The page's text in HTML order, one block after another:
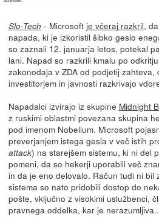
Slo-Tech - Microsoft je včeraj razkril,
napada, ki je izkoristil šibko geslo
so zaznali 12. januarja letos, potekal
lani. Napad so razkrili kmalu po
zakonodaja v ZDA od podjetij zahteva,
investitorjem in javnosti razkrivajo
Napadalci izvirajo iz skupine Midnight
z ruskimi oblastmi povezana skupina
pod imenom Nobelium. Microsoft
preverjanjem istega gesla v več istih
attack) na starejšem sistemu, ki ni del
pomeni, da so hekerji uporabili več
in da je eno delovalo. Račun tudi ni bil
sistema so nato pridobili dostop do
pošte, vključno z visokimi uslužbenci,
pravnega oddelka, kar je